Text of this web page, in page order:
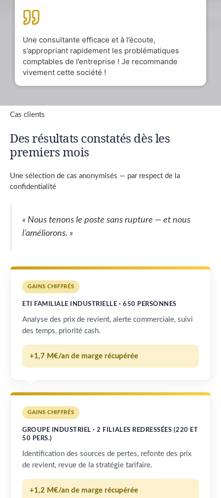
Une consultante efficace et à l’écoute,
s’appropriant rapidement les problématiques
comptables de l’entreprise ! Je recommande
vivement cette société !
Cas clients
Des résultats constatés dès les
premiers mois
Une sélection de cas anonymisés — par respect de la
confidentialité
« Nous tenons le poste sans rupture — et nous
l’améliorons. »
GAINS CHIFFRÉS
ETI FAMILIALE INDUSTRIELLE · 650 PERSONNES
Analyse des prix de revient, alerte commerciale, suivi
des temps, priorité cash.
+1,7 M€/an de marge récupérée
GAINS CHIFFRÉS
GROUPE INDUSTRIEL · 2 FILIALES REDRESSÉES (220 ET
50 PERS.)
Identification des sources de pertes, refonte des prix
de revient, revue de la stratégie tarifaire.
+1,2 M€/an de marge récupérée